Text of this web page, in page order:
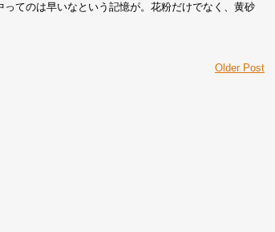
てのは早いなという記憶が。花粉だけでなく、黄砂
Older Post